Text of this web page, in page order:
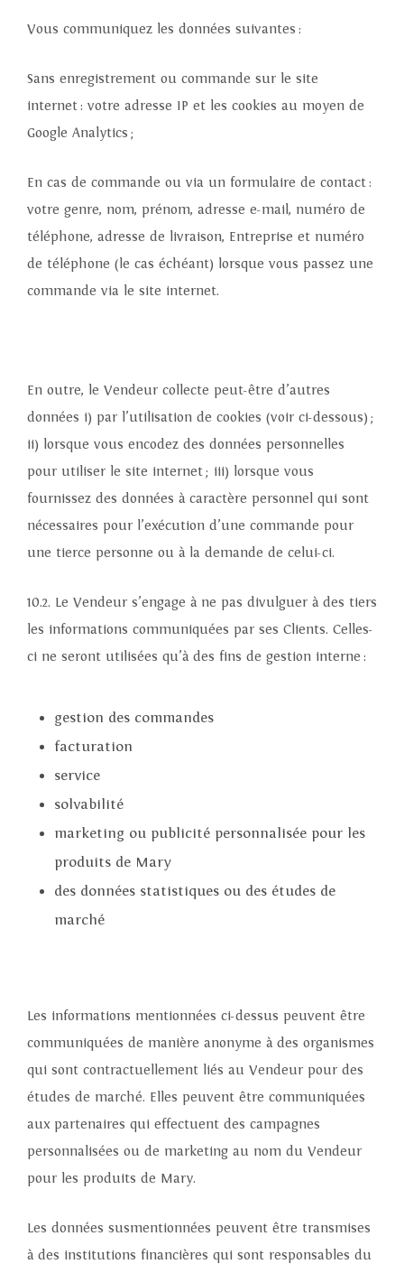
Vous communiquez les données suivantes :
Sans enregistrement ou commande sur le site
internet : votre adresse IP et les cookies au moyen de
Google Analytics ;
En cas de commande ou via un formulaire de contact :
votre genre, nom, prénom, adresse e-mail, numéro de
téléphone, adresse de livraison, Entreprise et numéro
de téléphone (le cas échéant) lorsque vous passez une
commande via le site internet.
En outre, le Vendeur collecte peut-être d’autres
données i) par l’utilisation de cookies (voir ci-dessous) ;
ii) lorsque vous encodez des données personnelles
pour utiliser le site internet ; iii) lorsque vous
fournissez des données à caractère personnel qui sont
nécessaires pour l’exécution d’une commande pour
une tierce personne ou à la demande de celui-ci.
10.2. Le Vendeur s’engage à ne pas divulguer à des tiers
les informations communiquées par ses Clients. Celles-
ci ne seront utilisées qu’à des fins de gestion interne :
gestion des commandes
facturation
service
solvabilité
marketing ou publicité personnalisée pour les
produits de Mary
des données statistiques ou des études de
marché
Les informations mentionnées ci-dessus peuvent être
communiquées de manière anonyme à des organismes
qui sont contractuellement liés au Vendeur pour des
études de marché. Elles peuvent être communiquées
aux partenaires qui effectuent des campagnes
personnalisées ou de marketing au nom du Vendeur
pour les produits de Mary.
Les données susmentionnées peuvent être transmises
à des institutions financières qui sont responsables du